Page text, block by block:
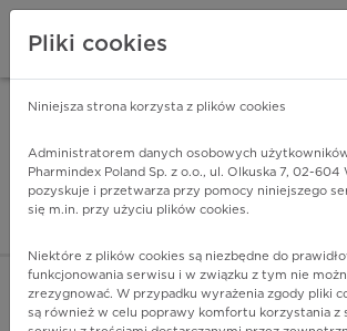
Pharmindex -
ZALOGUJ SIĘ
Pliki cookies
Niniejsza strona korzysta z plików cookies
Administratorem danych osobowych
Pharmindex Poland Sp. z o.o., ul. Olkuska 7, 02-604
pozyskuje i przetwarza przy pomocy niniejszego
się m.in. przy użyciu plików cookies.
Niektóre z plików cookies są niezbędne do
funkcjonowania serwisu i w związku z tym nie
zrezygnować. W przypadku wyrażenia zgody pliki
są również w celu poprawy komfortu korzystania z
ZA DARMO - w Google Play